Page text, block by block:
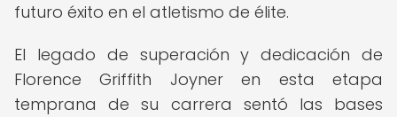
futuro éxito en el atletismo de élite.
El legado de superación y dedicación de
Florence Griffith Joyner en esta etapa
temprana de su carrera sentó las bases